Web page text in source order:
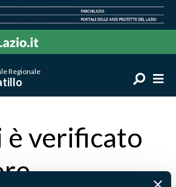
Regionale
è verificato